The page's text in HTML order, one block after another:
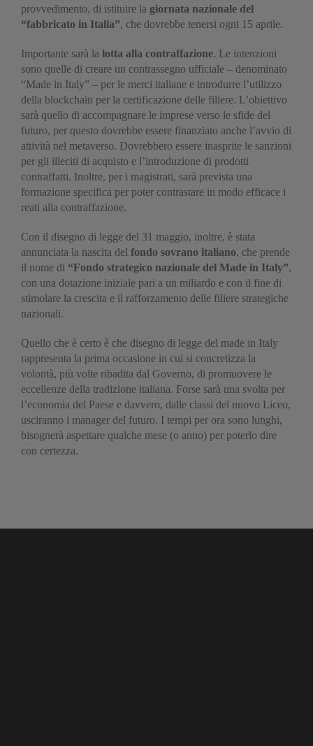
provvedimento, di istituire la giornata nazionale del
“fabbricato in Italia”, che dovrebbe tenersi ogni 15 aprile.
Importante sarà la lotta alla contraffazione. Le intenzioni
sono quelle di creare un contrassegno ufficiale – denominato
“Made in Italy” – per le merci italiane e introdurre l’utilizzo
della blockchain per la certificazione delle filiere. L’obiettivo
sarà quello di accompagnare le imprese verso le sfide del
futuro, per questo dovrebbe essere finanziato anche l’avvio di
attività nel metaverso. Dovrebbero essere inasprite le sanzioni
per gli illeciti di acquisto e l’introduzione di prodotti
contraffatti. Inoltre, per i magistrati, sarà prevista una
formazione specifica per poter contrastare in modo efficace i
reati alla contraffazione.
Con il disegno di legge del 31 maggio, inoltre, è stata
annunciata la nascita del fondo sovrano italiano, che prende
il nome di “Fondo strategico nazionale del Made in Italy”,
con una dotazione iniziale pari a un miliardo e con il fine di
stimolare la crescita e il rafforzamento delle filiere strategiche
nazionali.
Quello che è certo è che disegno di legge del made in Italy
rappresenta la prima occasione in cui si concretizza la
volontà, più volte ribadita dal Governo, di promuovere le
eccellenze della tradizione italiana. Forse sarà una svolta per
l’economia del Paese e davvero, dalle classi del nuovo Liceo,
usciranno i manager del futuro. I tempi per ora sono lunghi,
bisognerà aspettare qualche mese (o anno) per poterlo dire
con certezza.